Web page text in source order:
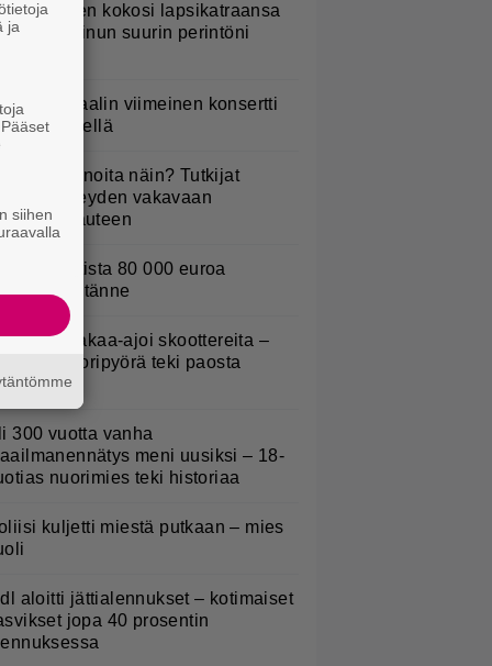
Sievinen kokosi lapsikatraansa
– ”Minun suurin perintöni
Normaalin viimeinen konsertti
Ylellä
perunoita näin? Tutkijat
yhteyden vakavaan
80 000 euroa
– tänne
takaa-ajoi skoottereita –
teki paosta
300 vuotta vanha
meni uusiksi – 18-
nuorimies teki historiaa
kuljetti miestä putkaan – mies
aloitti jättialennukset – kotimaiset
jopa 40 prosentin
ja
siihen